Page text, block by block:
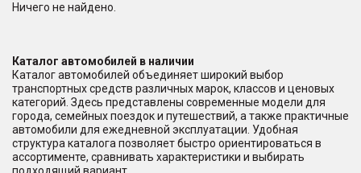
Ничего не найдено.
Каталог автомобилей в наличии
Каталог автомобилей объединяет широкий выбор
транспортных средств различных марок, классов и ценовых
категорий. Здесь представлены современные модели для
города, семейных поездок и путешествий, а также практичные
автомобили для ежедневной эксплуатации. Удобная
структура каталога позволяет быстро ориентироваться в
ассортименте, сравнивать характеристики и выбирать